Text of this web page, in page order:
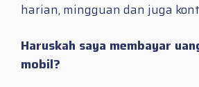
harian, mingguan dan juga
Haruskah saya membayar
mobil?